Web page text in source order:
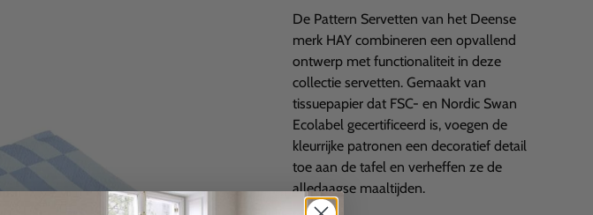
De Pattern Servetten van het Deense
merk HAY combineren een opvallend
ontwerp met functionaliteit in deze
collectie servetten. Gemaakt van
tissuepapier dat FSC- en Nordic Swan
Ecolabel gecertificeerd is, voegen de
kleurrijke patronen een decoratief detail
toe aan de tafel en verheffen ze de
alledaagse maaltijden.